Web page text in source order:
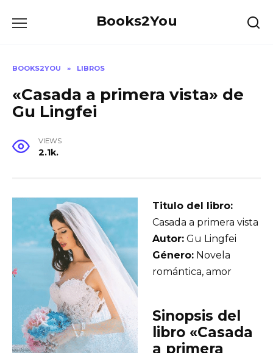
Books2You
BOOKS2YOU » LIBROS
«Casada a primera vista» de
Gu Lingfei
VIEWS
2.1k.
Titulo del libro:
Casada a primera vista
Autor: Gu Lingfei
Género: Novela
romántica, amor
Sinopsis del
libro «Casada
a primera